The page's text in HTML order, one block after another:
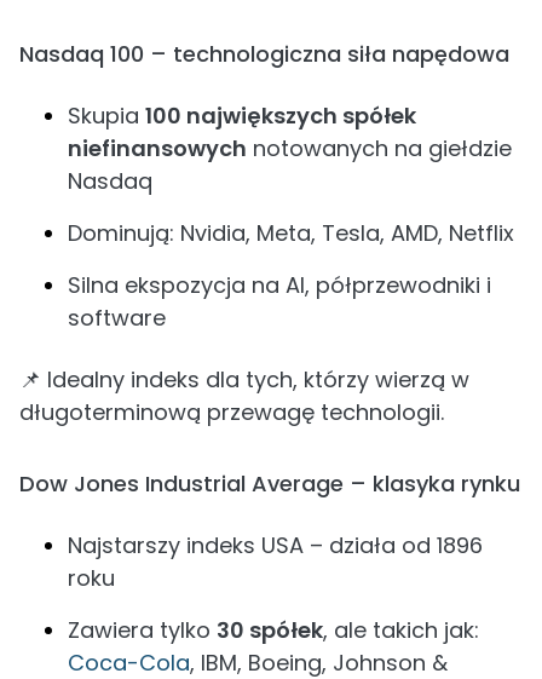
Nasdaq 100 – technologiczna siła napędowa
Skupia 100 największych spółek
niefinansowych notowanych na giełdzie
Nasdaq
Dominują: Nvidia, Meta, Tesla, AMD, Netflix
Silna ekspozycja na AI, półprzewodniki i
software
📌 Idealny indeks dla tych, którzy wierzą w
długoterminową przewagę technologii.
Dow Jones Industrial Average – klasyka rynku
Najstarszy indeks USA – działa od 1896
roku
Zawiera tylko 30 spółek, ale takich jak:
Coca-Cola, IBM, Boeing, Johnson &